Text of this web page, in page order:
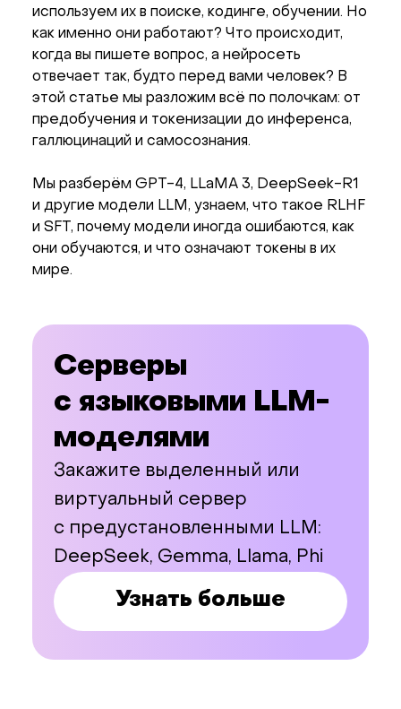
используем их в поиске, кодинге, обучении. Но
как именно они работают? Что происходит,
когда вы пишете вопрос, а нейросеть
отвечает так, будто перед вами человек? В
этой статье мы разложим всё по полочкам: от
предобучения и токенизации до инференса,
галлюцинаций и самосознания.
Мы разберём GPT-4, LLaMA 3, DeepSeek-R1
и другие модели LLM, узнаем, что такое RLHF
и SFT, почему модели иногда ошибаются, как
они обучаются, и что означают токены в их
мире.
Серверы
с языковыми LLM-
моделями
Закажите выделенный или
виртуальный сервер
с предустановленными LLM:
DeepSeek, Gemma, Llama, Phi
Узнать больше